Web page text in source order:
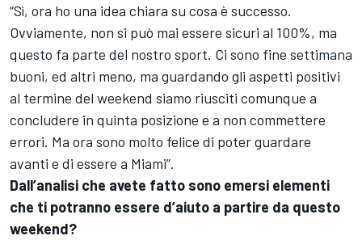
“Sì, ora ho una idea chiara su cosa è successo.
Ovviamente, non si può mai essere sicuri al 100%, ma
questo fa parte del nostro sport. Ci sono fine settimana
buoni, ed altri meno, ma guardando gli aspetti positivi
al termine del weekend siamo riusciti comunque a
concludere in quinta posizione e a non commettere
errori. Ma ora sono molto felice di poter guardare
avanti e di essere a Miami”.
Dall’analisi che avete fatto sono emersi elementi
che ti potranno essere d’aiuto a partire da questo
weekend?